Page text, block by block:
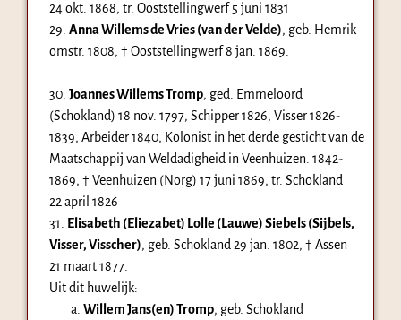
24 okt. 1868, tr. Ooststellingwerf 5 juni 1831
29. Anna Willems de Vries (van der Velde), geb. Hemrik
omstr. 1808, † Ooststellingwerf8 jan. 1869
30. Joannes Willems Tromp, ged. Emmeloord
(Schokland) 18 nov. 1797, Schipper 1826, Visser 1826-
1839, Arbeider 1840, Kolonist in het derde gesticht van de
Maatschappij van Weldadigheid in Veenhuizen. 1842-
1869, † Veenhuizen (Norg) 17 juni 1869, tr. Schokland
22 april 1826
31. Elisabeth (Eliezabet) Lolle (Lauwe) Siebels (Sijbels,
Visser, Visscher), geb. Schokland 29 jan. 1802, † Assen
21 maart 1877.
Uit dit huwelijk:
a. Willem Jans(en) Tromp, geb. Schokland